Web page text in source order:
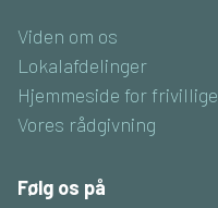
Viden om os
Lokalafdelinger
Hjemmeside for frivillige
Vores rådgivning
Følg os på